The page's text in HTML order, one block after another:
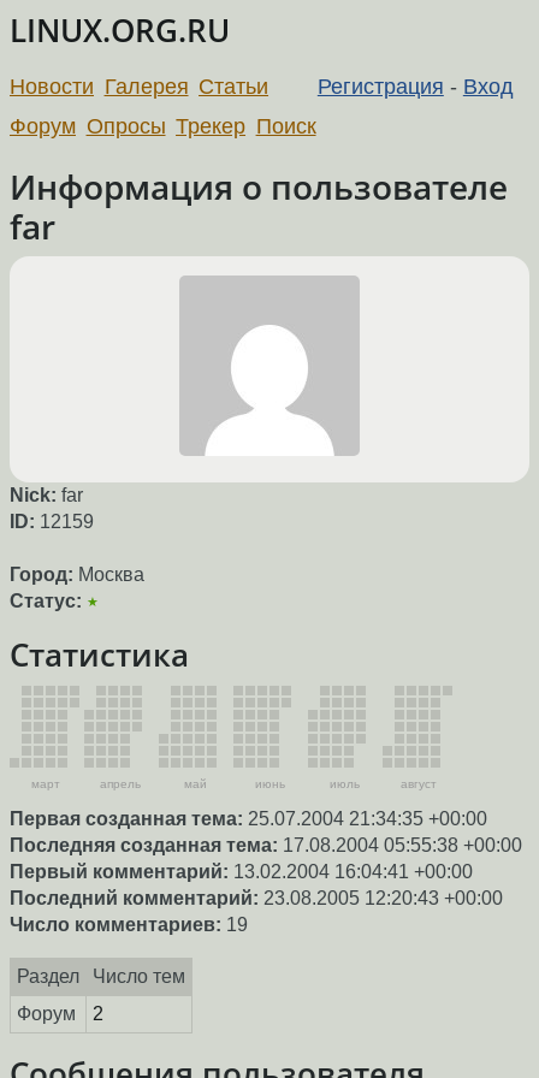
LINUX.ORG.RU
Регистрация - Вход
Новости Галерея Статьи
Форум Опросы Трекер Поиск
Информация о пользователе
far
Nick: far
ID: 12159
Город: Москва
Статус: ★
Статистика
март апрель май июнь июль август
Первая созданная тема: 25.07.2004 21:34:35 +00:00
Последняя созданная тема: 17.08.2004 05:55:38 +00:00
Первый комментарий: 13.02.2004 16:04:41 +00:00
Последний комментарий: 23.08.2005 12:20:43 +00:00
Число комментариев: 19
Раздел
Число тем
Форум
2